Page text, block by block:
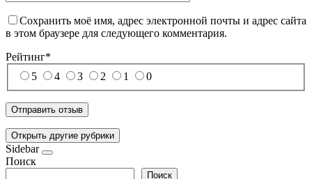
Сохранить моё имя, адрес электронной почты и адрес сайта
в этом браузере для следующего комментария.
Рейтинг*
5
4 3 2 1 0
Открыть другие рубрики
Sidebar
Поиск
Поиск